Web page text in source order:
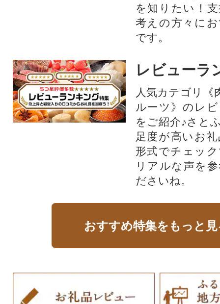
を知りたい！
考えの方々に
です。
レビューラ
人気カテゴリ《
ルーツ》のレ
をご紹介♪さと
足度が高いお
形式でチェッ
リアルな声を
ださいね。
おすすめ特集をもっと